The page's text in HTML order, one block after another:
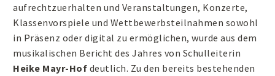
aufrechtzuerhalten und Veranstaltungen, Konzerte,
Klassenvorspiele und Wettbewerbsteilnahmen sowohl
in Präsenz oder digital zu ermöglichen, wurde aus dem
musikalischen Bericht des Jahres von Schulleiterin
Heike Mayr-Hof deutlich. Zu den bereits bestehenden